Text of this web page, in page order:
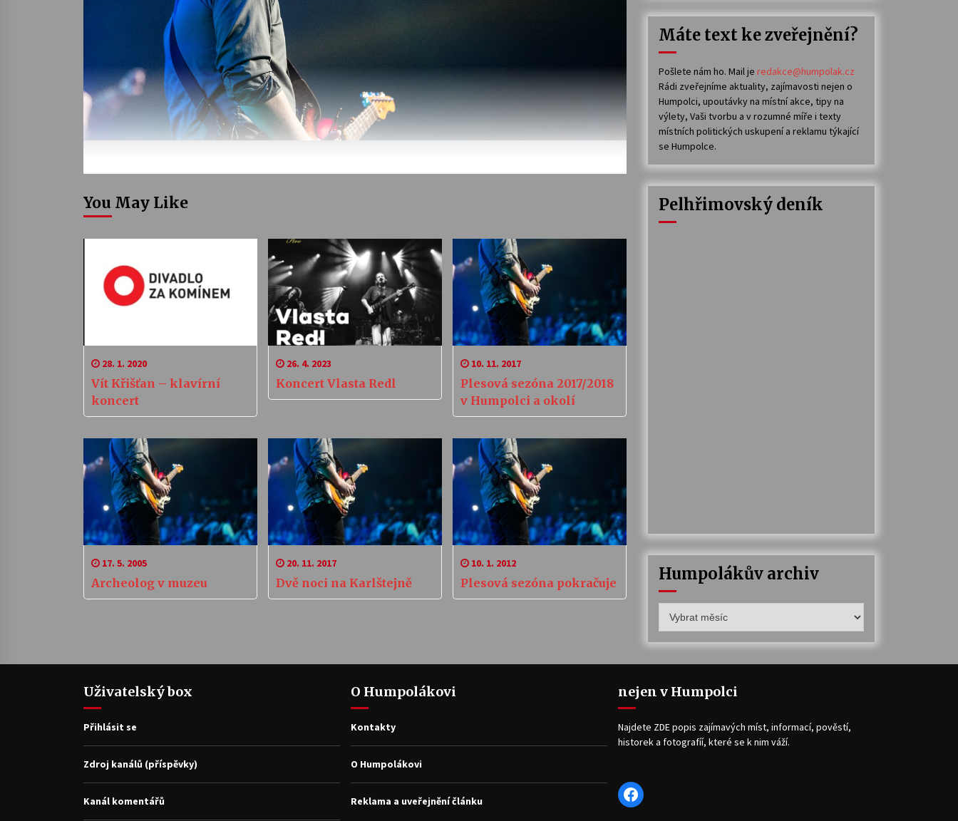
You May Like
28. 1. 2020
Vít Křišťan – klavírní
koncert
26. 4. 2023
Koncert Vlasta Redl
10. 11. 2017
Plesová sezóna 2017/2018
v Humpolci a okolí
17. 5. 2005
Archeolog v muzeu
20. 11. 2017
Dvě noci na Karlštejně
10. 1. 2012
Plesová sezóna pokračuje
Máte text ke zveřejnění?
Pošlete nám ho. Mail je redakce@humpolak.cz
Rádi zveřejníme aktuality, zajímavosti nejen o
Humpolci, upoutávky na místní akce, tipy na
výlety, Vaši tvorbu a v rozumné míře i texty
místních politických uskupení a reklamu týkající
se Humpolce.
Pelhřimovský deník
Humpolákův archiv
archiv
Uživatelský box
Přihlásit se
Zdroj kanálů (příspěvky)
Kanál komentářů
O Humpolákovi
Kontakty
O Humpolákovi
Reklama a uveřejnění článku
nejen v Humpolci
Najdete ZDE popis zajímavých míst, informací, pověstí,
historek a fotografíí, které se k nim váží.
Facebook